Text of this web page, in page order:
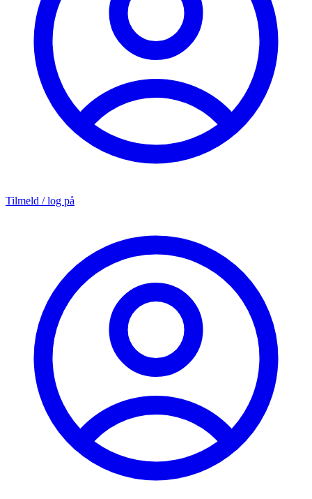
Tilmeld / log på